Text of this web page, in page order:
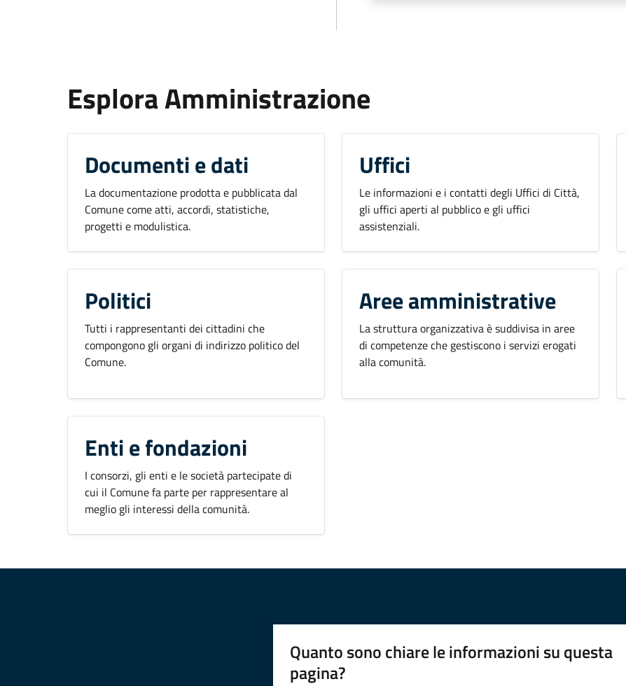
Esplora Amministrazione
Documenti e dati
La documentazione prodotta e pubblicata dal
Comune come atti, accordi, statistiche,
progetti e modulistica.
Uffici
Le informazioni e i contatti degli Uffici di Città,
gli uffici aperti al pubblico e gli uffici
assistenziali.
Politici
Tutti i rappresentanti dei cittadini che
compongono gli organi di indirizzo politico del
Comune.
Aree amministrative
La struttura organizzativa è suddivisa in aree
di competenze che gestiscono i servizi erogati
alla comunità.
Enti e fondazioni
I consorzi, gli enti e le società partecipate di
cui il Comune fa parte per rappresentare al
meglio gli interessi della comunità.
Quanto sono chiare le informazioni su questa
pagina?